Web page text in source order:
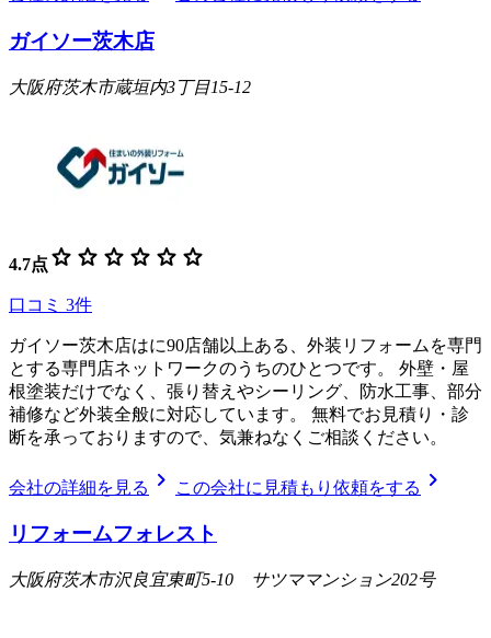
ガイソー茨木店
大阪府茨木市蔵垣内3丁目15-12
4.7点 star star star star star star
口コミ 3件
ガイソー茨木店はに90店舗以上ある、外装リフォームを専門
とする専門店ネットワークのうちのひとつです。 外壁・屋
根塗装だけでなく、張り替えやシーリング、防水工事、部分
補修など外装全般に対応しています。 無料でお見積り・診
断を承っておりますので、気兼ねなくご相談ください。
会社の詳細を見る chevron_right この会社に見積もり依頼をする chevron_right
リフォームフォレスト
大阪府茨木市沢良宜東町5-10 サツママンション202号